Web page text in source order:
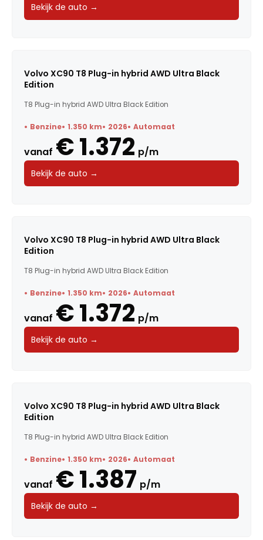
Bekijk de auto →
Volvo XC90 T8 Plug-in hybrid AWD Ultra Black
Edition
T8 Plug-in hybrid AWD Ultra Black Edition
Benzine 1.350 km 2026 Automaat
vanaf € 1.372 p/m
Bekijk de auto →
Volvo XC90 T8 Plug-in hybrid AWD Ultra Black
Edition
T8 Plug-in hybrid AWD Ultra Black Edition
Benzine 1.350 km 2026 Automaat
vanaf € 1.372 p/m
Bekijk de auto →
Volvo XC90 T8 Plug-in hybrid AWD Ultra Black
Edition
T8 Plug-in hybrid AWD Ultra Black Edition
Benzine 1.350 km 2026 Automaat
vanaf € 1.387 p/m
Bekijk de auto →